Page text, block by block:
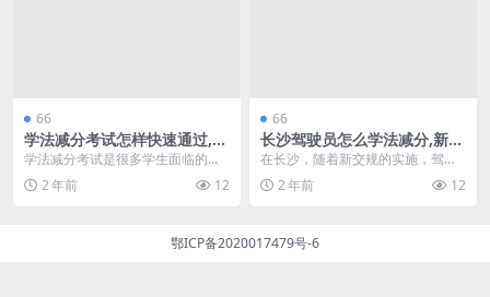
66
学法减分考试怎样快速通过,学
法减分搜题神器(学法减分答题
神器)
学法减分考试是很多学生面临的重
要一环，而掌握有效的学习方法和
工具可以帮助你快速通...
2 年前 12
66
长沙驾驶员怎么学法减分,新交
规学法减分最高减几分(湖南长
沙学法减分)
在长沙，随着新交规的实施，驾驶
员们面临着学习法律知识以减少扣
分的新机会。通过学习...
2 年前 12
鄂ICP备2020017479号-6